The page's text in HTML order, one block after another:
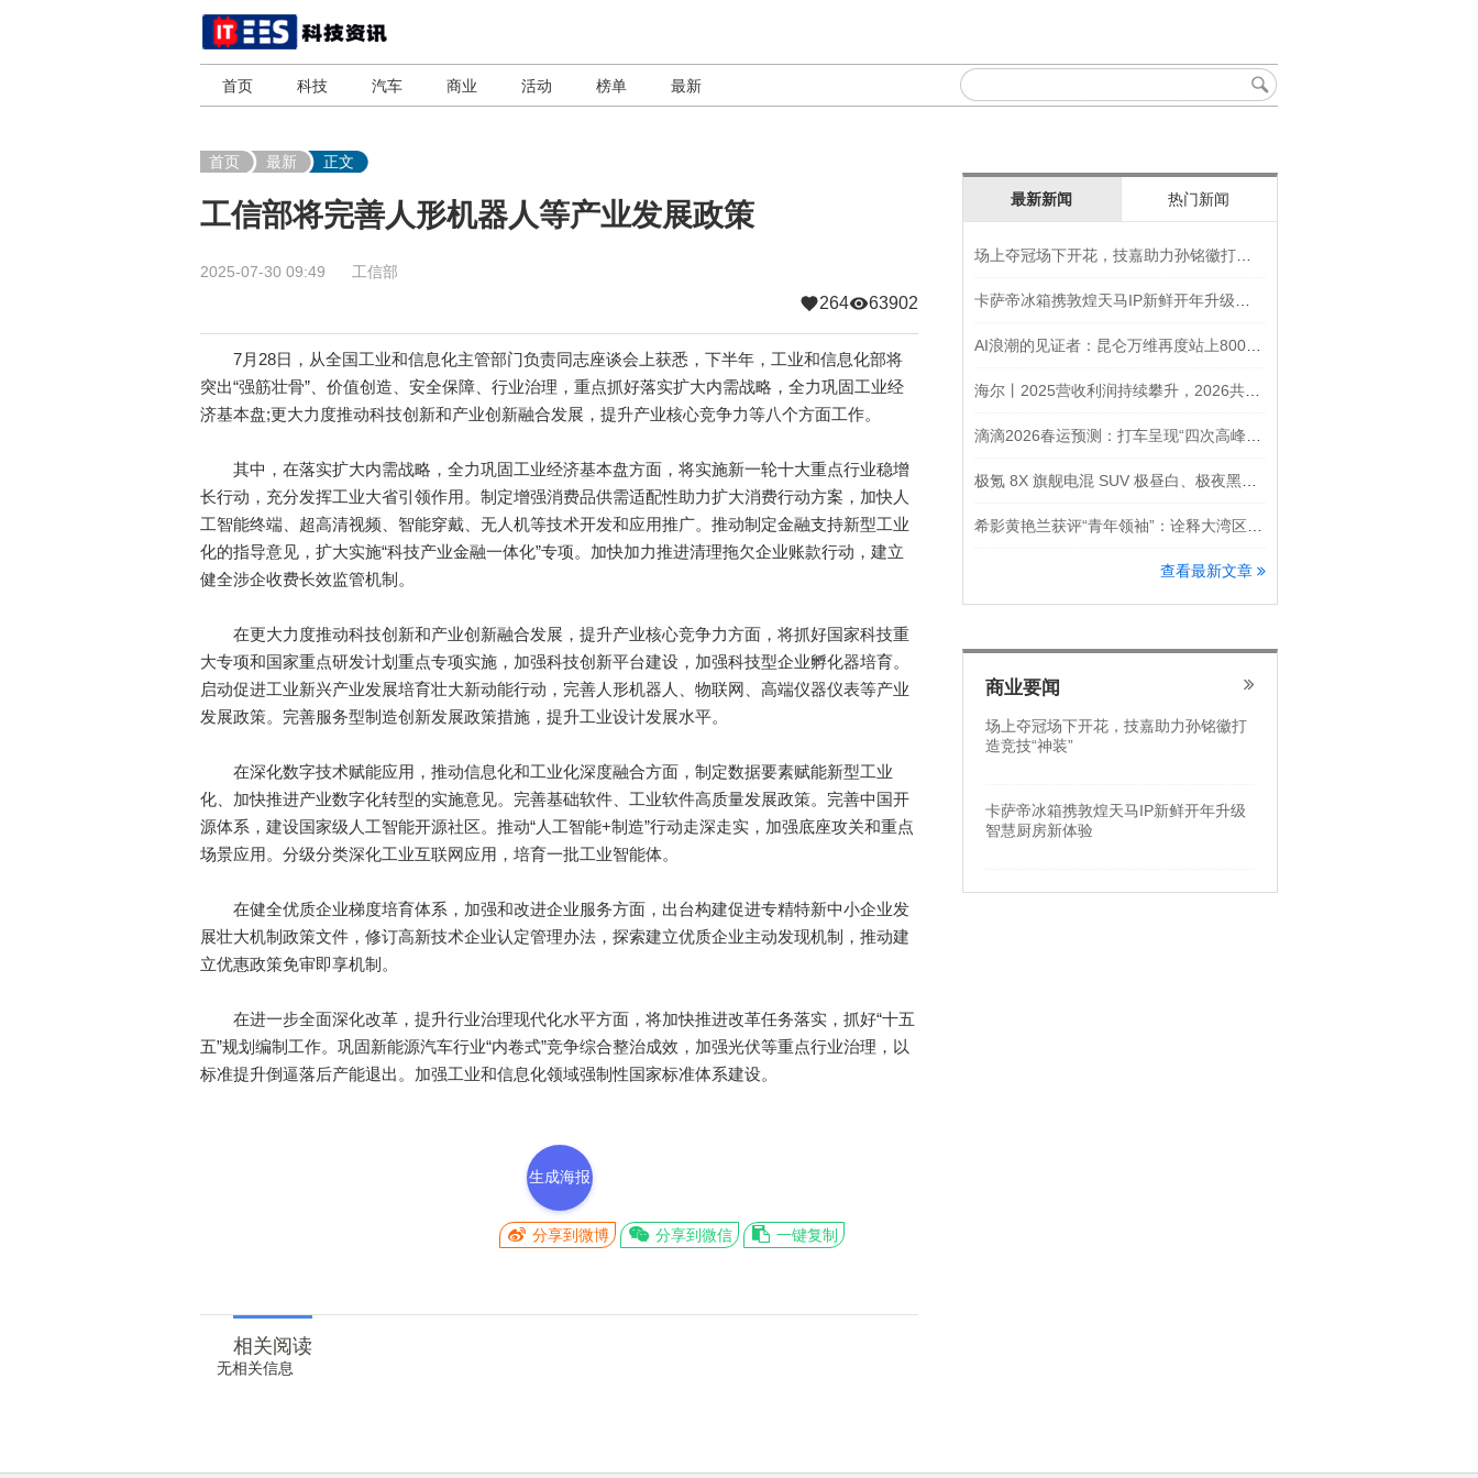
首页 科技 汽车 商业 活动 榜单 最新
首页 最新 正文
工信部将完善人形机器人等产业发展政策
2025-07-30 09:49 工信部
264 63902
7月28日，从全国工业和信息化主管部门负责同志座谈会上获悉，下半年，工业和信息化部将
突出“强筋壮骨”、价值创造、安全保障、行业治理，重点抓好落实扩大内需战略，全力巩固工业经
济基本盘;更大力度推动科技创新和产业创新融合发展，提升产业核心竞争力等八个方面工作。
其中，在落实扩大内需战略，全力巩固工业经济基本盘方面，将实施新一轮十大重点行业稳增
长行动，充分发挥工业大省引领作用。制定增强消费品供需适配性助力扩大消费行动方案，加快人
工智能终端、超高清视频、智能穿戴、无人机等技术开发和应用推广。推动制定金融支持新型工业
化的指导意见，扩大实施“科技产业金融一体化”专项。加快加力推进清理拖欠企业账款行动，建立
健全涉企收费长效监管机制。
在更大力度推动科技创新和产业创新融合发展，提升产业核心竞争力方面，将抓好国家科技重
大专项和国家重点研发计划重点专项实施，加强科技创新平台建设，加强科技型企业孵化器培育。
启动促进工业新兴产业发展培育壮大新动能行动，完善人形机器人、物联网、高端仪器仪表等产业
发展政策。完善服务型制造创新发展政策措施，提升工业设计发展水平。
在深化数字技术赋能应用，推动信息化和工业化深度融合方面，制定数据要素赋能新型工业
化、加快推进产业数字化转型的实施意见。完善基础软件、工业软件高质量发展政策。完善中国开
源体系，建设国家级人工智能开源社区。推动“人工智能+制造”行动走深走实，加强底座攻关和重点
场景应用。分级分类深化工业互联网应用，培育一批工业智能体。
在健全优质企业梯度培育体系，加强和改进企业服务方面，出台构建促进专精特新中小企业发
展壮大机制政策文件，修订高新技术企业认定管理办法，探索建立优质企业主动发现机制，推动建
立优惠政策免审即享机制。
在进一步全面深化改革，提升行业治理现代化水平方面，将加快推进改革任务落实，抓好“十五
五”规划编制工作。巩固新能源汽车行业“内卷式”竞争综合整治成效，加强光伏等重点行业治理，以
标准提升倒逼落后产能退出。加强工业和信息化领域强制性国家标准体系建设。
生成海报
分享到微博 分享到微信 一键复制
相关阅读
无相关信息
最新新闻 热门新闻
查看最新文章
商业要闻
场上夺冠场下开花，技嘉助力孙铭徽打
造竞技“神装”
卡萨帝冰箱携敦煌天马IP新鲜开年升级
智慧厨房新体验